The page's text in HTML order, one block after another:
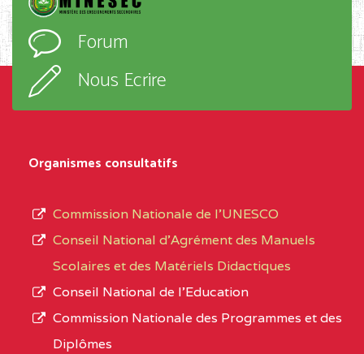
D'ENSEIGNEMENT
PROFESSIONNEL
(CEGEP) STE FOI BP
:4740 YAOUNDE
CENTRE
COLLEGE PANAFRICAIN
DE L'EXCELLENCE BP
l’ordre
d’enseignement,
type
Forum
Nous Ecrire
Organismes consultatifs
Commission Nationale de l’UNESCO
Conseil National d’Agrément des Manuels
Scolaires et des Matériels Didactiques
Conseil National de l’Education
Commission Nationale des Programmes et des
Diplômes